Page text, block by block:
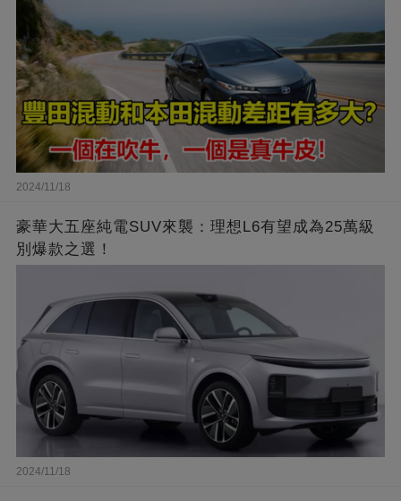
2024/11/18
豪華大五座純電SUV來襲：理想L6有望成為25萬級
別爆款之選！
2024/11/18